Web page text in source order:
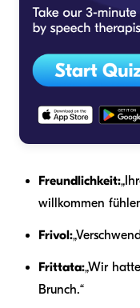
Freundlichkeit:
willkommen
Frivol:
Frittata:„Wir
Brunch.“